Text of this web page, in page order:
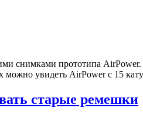
снимками прототипа
можно увидеть AirPower с 15
старые ремешки